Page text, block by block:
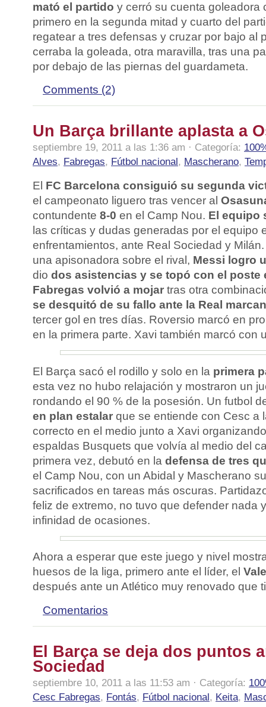
mató el partido y cerró su cuenta goleadora
primero en la segunda mitad y cuarto del
regatear a tres defensas y cruzar por bajo al
cerraba la goleada, otra maravilla, tras una
por debajo de las piernas del guardameta.
Comments (2)
Un Barça brillante aplasta a
septiembre 19, 2011 a las 1:36 am · Categoría:
Alves, Fabregas, Fútbol nacional , Mascherano,
El FC Barcelona consiguió su segunda
el campeonato liguero tras vencer al
contundente 8-0 en el Camp Nou. El equipo
las críticas y dudas generadas por el equipo
enfrentamientos, ante Real Sociedad y
una apisonadora sobre el rival, Messi logro
dio dos asistencias y se topó con el poste
Fabregas volvió a mojar tras otra
se desquitó de su fallo ante la Real
tercer gol en tres días. Roversio marcó en
en la primera parte. Xavi también marcó con
El Barça sacó el rodillo y solo en la primera
esta vez no hubo relajación y mostraron un
rondando el 90 % de la posesión. Un futbol
en plan estalar que se entiende con Cesc a
correcto en el medio junto a Xavi
espaldas Busquets que volvía al medio del
primera vez, debutó en la defensa de tres
el Camp Nou, con un Abidal y Mascherano
sacrificados en tareas más oscuras.
feliz de extremo, no tuvo que defender nada
infinidad de ocasiones.
Ahora a esperar que este juego y nivel
huesos de la liga, primero ante el líder, el
después ante un Atlético muy renovado que
Comentarios
El Barça se deja dos puntos
Sociedad
septiembre 10, 2011 a las 11:53 am · Categoría:
Cesc Fabregas, Fontás, Fútbol nacional , Keita,